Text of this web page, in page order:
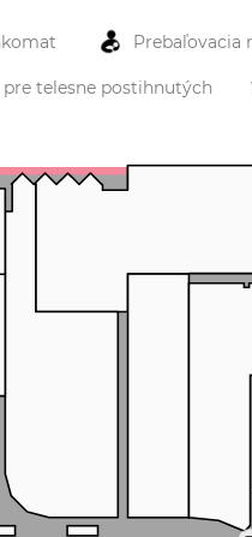
Prebaľovacia
pre telesne postihnutých